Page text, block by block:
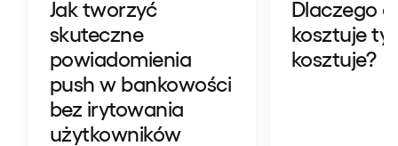
Jak tworzyć
skuteczne
powiadomienia
push w bankowości
bez irytowania
użytkowników
Dlaczego
kosztuje
kosztuje?